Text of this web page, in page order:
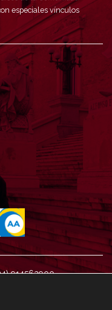
especiales vínculos
914562900